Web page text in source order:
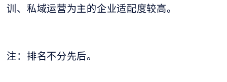
训、私域运营为主的企业适配度较高。
注：排名不分先后。